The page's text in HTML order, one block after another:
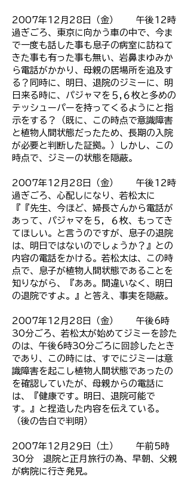
2007年12月28日（金） 午後12時
過ぎごろ、東京に向かう車の中で、今ま
で一度も話した事も息子の病室に訪ねて
きた事も有った事も無い、岩鼻まゆみか
ら電話がかかり、母親の居場所を追及す
る？同時に、明日、退院のジミーに、明
日来る時に、パジャマを５,６枚と多めの
テッシューパーを持ってくるようにと指
示をする？（既に、この時点で意識障害
と植物人間状態だったため、長期の入院
が必要と判断した証拠。）しかし、この
時点で、ジミーの状態を隠蔽。
2007年12月28日（金） 午後12時
過ぎごろ、心配しになり、若松太に
『『先生、今ほど、婦長さんから電話が
あって、パジャマを５，６枚、もってき
てほしい。と言うのですが、息子の退院
は、明日ではないのでしょうか？』との
内容の電話をかける。 若松太は、この時
点で、息子が植物人間状態であることを
知りながら、『ああ。間違いなく、明日
の退院ですよ。』と答え、事実を隠蔽。
2007年12月28日（金） 午後6時
30分ごろ、若松太が始めてジミーを診た
のは、午後6時30分ごろに回診したとき
であり、この時には、すでにジミーは意
識障害を起こし植物人間状態であったの
を確認していたが、母親からの電話に
は、『健康です。明日、退院可能で
す。』と捏造した内容を伝えている。
（後の告白で判明）
2007年12月29日（土） 午前5時
30分 退院と正月旅行の為、早朝、父親
が病院に行き発見。